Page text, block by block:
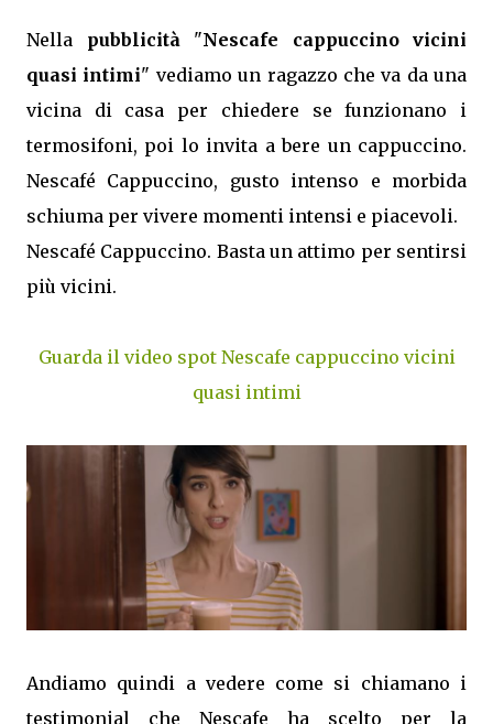
Nella pubblicità "Nescafe cappuccino vicini
quasi intimi" vediamo un ragazzo che va da una
vicina di casa per chiedere se funzionano i
termosifoni, poi lo invita a bere un cappuccino.
Nescafé Cappuccino, gusto intenso e morbida
schiuma per vivere momenti intensi e piacevoli.
Nescafé Cappuccino. Basta un attimo per sentirsi
più vicini.
Guarda il video spot Nescafe cappuccino vicini
quasi intimi
Andiamo quindi a vedere come si chiamano i
testimonial che Nescafe ha scelto per la